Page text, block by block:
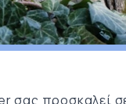
σας προσκαλεί